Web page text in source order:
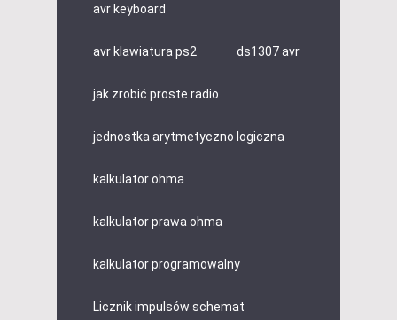
avr keyboard
avr klawiatura ps2 ds1307 avr
jak zrobić proste radio
jednostka arytmetyczno logiczna
kalkulator ohma
kalkulator prawa ohma
kalkulator programowalny
Licznik impulsów schemat